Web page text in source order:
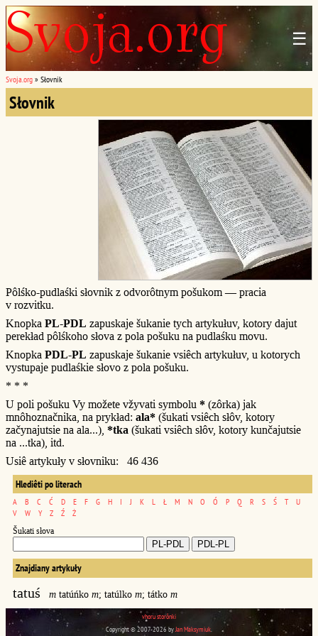
☰
Svoja.org » Słovnik
Słovnik
Pôlśko-pudlaśki słovnik z odvorôtnym pošukom — pracia
v rozvitku.
Knopka PL-PDL zapuskaje šukanie tych artykułuv, kotory dajut
perekład pôlśkoho słova z pola pošuku na pudlaśku movu.
Knopka PDL-PL zapuskaje šukanie vsiêch artykułuv, u kotorych
vystupaje pudlaśkie słovo z pola pošuku.
* * *
U poli pošuku Vy možete vžyvati symbolu * (zôrka) jak
mnôhoznačnika, na prykład: ala* (šukati vsiêch słôv, kotory
začynajutsie na ala...), *tka (šukati vsiêch słôv, kotory kunčajutsie
na ...tka), itd.
Usiê artykuły v słovniku: 46 436
Hlediêti po literach
A B C Ć D E F G H I J K L Ł M N O Ó P Q R S Ś T
U
V
W Y Z Ź Ż
Šukati słova
Znajdiany artykuły
tatuś m tatúńko m; tatúlko m; tátko m
vhoru storônki
Copyright © 2007-2026 byJan Maksymiuk